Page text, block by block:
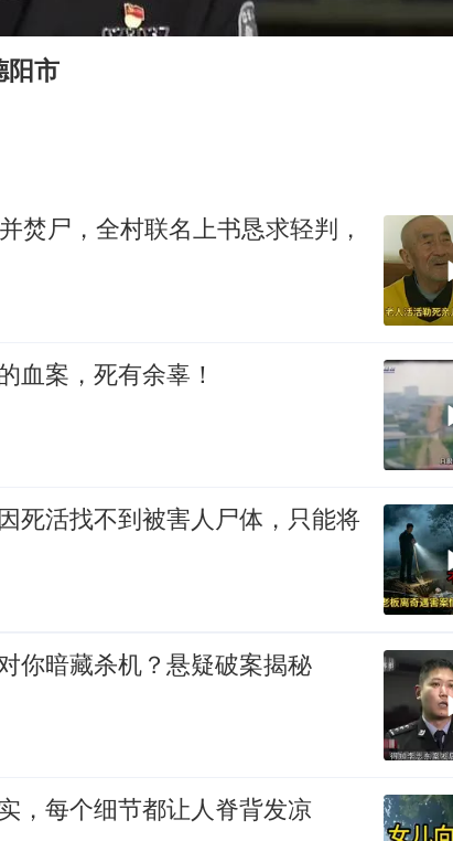
续良好增长态势
客票提前14天免费退改
67险胜尼日利亚女篮
新局
阳市
焚尸，全村联名上书恳求轻判，
血案，死有余辜！
死活找不到被害人尸体，只能将
你暗藏杀机？悬疑破案揭秘
，每个细节都让人脊背发凉